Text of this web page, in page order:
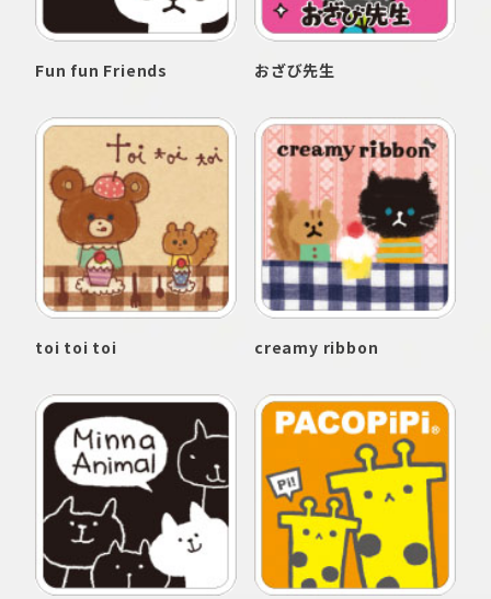
Fun fun Friends おざび先生
toi toi toi creamy ribbon